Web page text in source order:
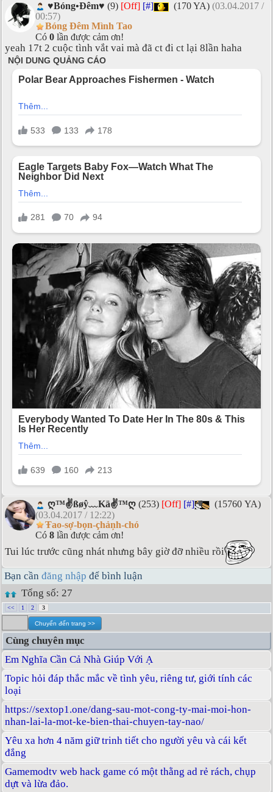
♥Bóng•Đêm♥ (9) [Off] [#] (170 YA) (03.04.2017 /
00:57)
Bóng Đêm Mình Tao
Có 0 lần được cảm ơn!
yeah 17t 2 cuộc tình vắt vai mà đã ct đi ct lại 8lần haha
ღ™✌ßøŷ﹏Kä✌™ღ (253) [Off] [#]
(15760 YA)
(03.04.2017 / 12:22)
Ŧao-sợ-bọn-çhảņh-chó
Có 8 lần được cảm ơn!
Tui lúc trước cũng nhát nhưng bây giờ đỡ nhiều rồi
Bạn cần đăng nhập để bình luận
Tổng số: 27
<< 1 2 3
Cùng chuyên mục
Em Nghĩa Cần Cả Nhà Giúp Với Ạ
Topic hỏi đáp thắc mắc về tình yêu, riêng tư, giới tính các
loại
https://sextop1.one/dang-sau-mot-cong-ty-mai-moi-hon-
nhan-lai-la-mot-ke-bien-thai-chuyen-tay-nao/
Yêu xa hơn 4 năm giữ trinh tiết cho người yêu và cái kết
đắng
Gamemodtv web hack game có một thằng ad rẻ rách, chụp
dựt và lừa đảo.